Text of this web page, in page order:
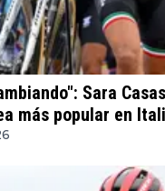
Sara
más popular en